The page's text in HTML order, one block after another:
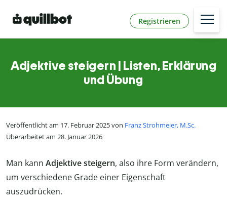
Registrieren
Adjektive steigern | Listen, Erklärung
und Übung
Veröffentlicht am 17. Februar 2025 von Franz Strohmeier, M.Sc.
Überarbeitet am 28. Januar 2026
Man kann Adjektive steigern, also ihre Form verändern,
um verschiedene Grade einer Eigenschaft
auszudrücken.